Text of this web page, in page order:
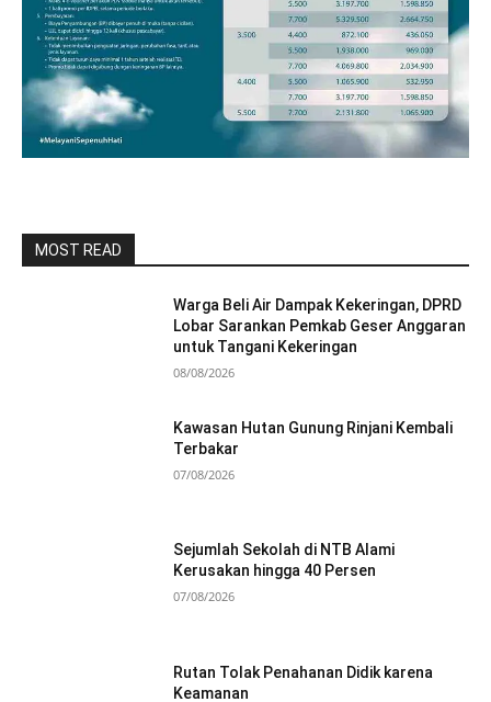
MOST READ
Warga Beli Air Dampak Kekeringan, DPRD
Lobar Sarankan Pemkab Geser Anggaran
untuk Tangani Kekeringan
08/08/2026
Kawasan Hutan Gunung Rinjani Kembali
Terbakar
07/08/2026
Sejumlah Sekolah di NTB Alami
Kerusakan hingga 40 Persen
07/08/2026
Rutan Tolak Penahanan Didik karena
Keamanan